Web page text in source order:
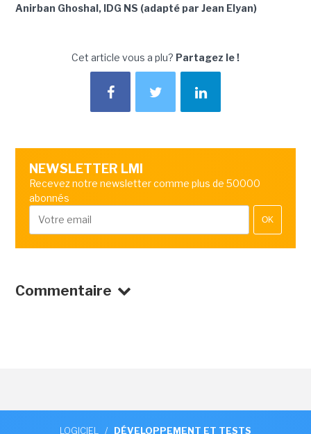
Anirban Ghoshal, IDG NS (adapté par Jean Elyan)
Cet article vous a plu? Partagez le !
NEWSLETTER LMI
Recevez notre newsletter comme plus de 50000
abonnés
OK
Commentaire
LOGICIEL / DÉVELOPPEMENT ET TESTS